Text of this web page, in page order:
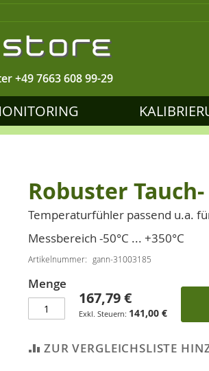
+49 7663 608 99-29
Robuster
Temperaturfühler passend u.a.
Messbereich -50°C ... +350°C
Artikelnummer gann-31003185
Menge
167,79 €
141,00 €
ZUR VERGLEICHSLISTE